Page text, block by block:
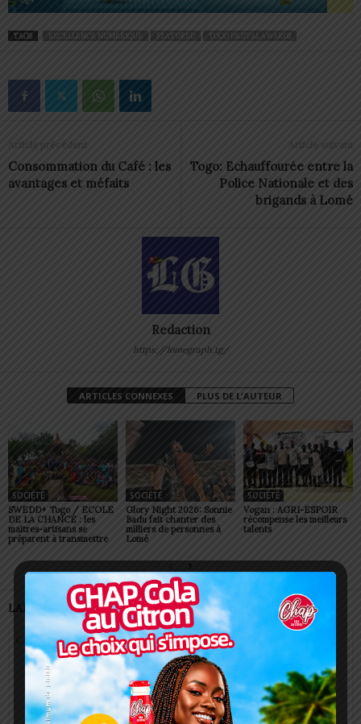
TAGS EXCELLENCE NUMÉRIQUE FEATURED TOGO DIGITAL AWARDS
Article précédent
Consommation du Café : les
avantages et méfaits
Article suivant
Togo: Echauffourée entre la
Police Nationale et des
brigands à Lomé
Redaction
https://lomegraph.tg/
ARTICLES CONNEXES PLUS DE L'AUTEUR
SOCIÉTÉ
SWEDD+ Togo / ECOLE
DE LA CHANCE : les
maitres-artisans se
préparent à transmettre
SOCIÉTÉ
Glory Night 2026: Sonnie
Badu fait chanter des
milliers de personnes à
Lomé
SOCIÉTÉ
Vogan : AGRI-ESPOIR
récompense les meilleurs
talents
LAISSER UN COMMENTAIRE